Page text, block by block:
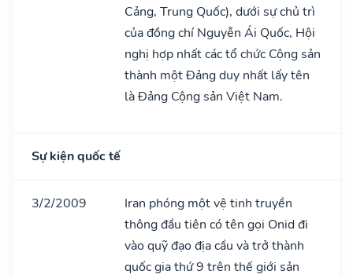
Cảng, Trung Quốc), dưới sự chủ trì
của đồng chí Nguyễn Ái Quốc, Hội
nghị hợp nhất các tổ chức Cộng sản
thành một Đảng duy nhất lấy tên
là Đảng Cộng sản Việt Nam.
Sự kiện quốc tế
3/2/2009
Iran phóng một vệ tinh truyền
thông đầu tiên có tên gọi Onid đi
vào quỹ đạo địa cầu và trở thành
quốc gia thứ 9 trên thế giới sản